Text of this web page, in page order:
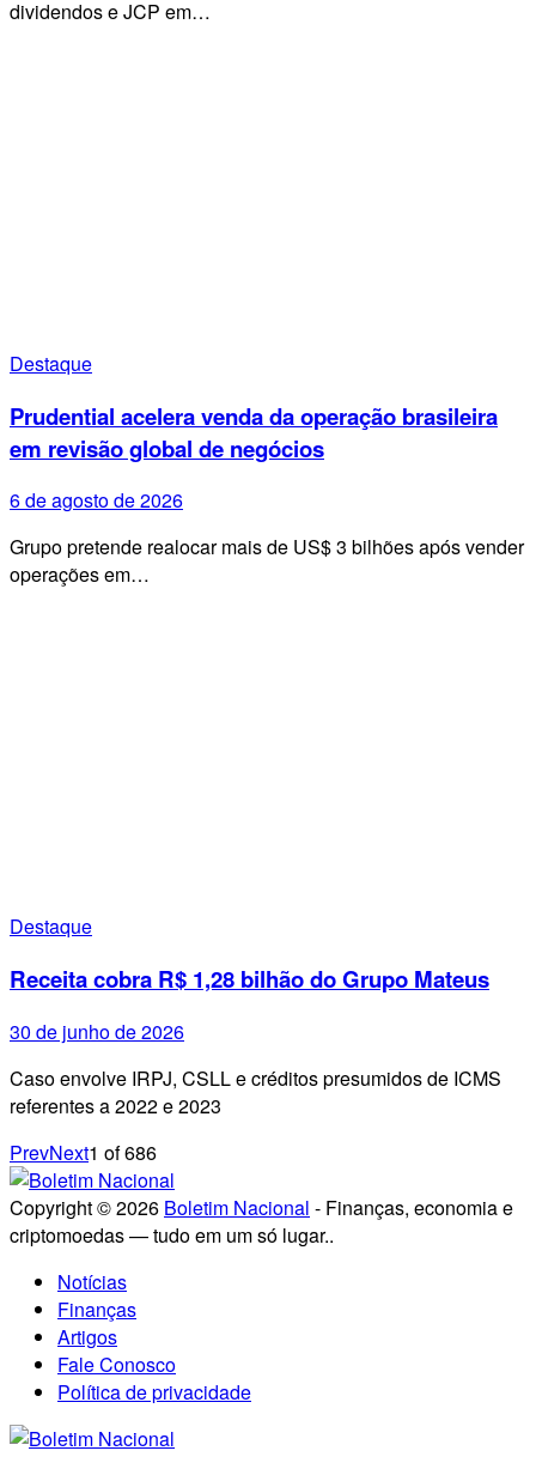
dividendos e JCP em…
Destaque
Prudential acelera venda da operação brasileira
em revisão global de negócios
6 de agosto de 2026
Grupo pretende realocar mais de US$ 3 bilhões após vender
operações em…
Destaque
Receita cobra R$ 1,28 bilhão do Grupo Mateus
30 de junho de 2026
Caso envolve IRPJ, CSLL e créditos presumidos de ICMS
referentes a 2022 e 2023
PrevNext1 of686
Copyright © 2026 Boletim Nacional - Finanças, economia e
criptomoedas — tudo em um só lugar..
Notícias
Finanças
Artigos
Fale Conosco
Política de privacidade